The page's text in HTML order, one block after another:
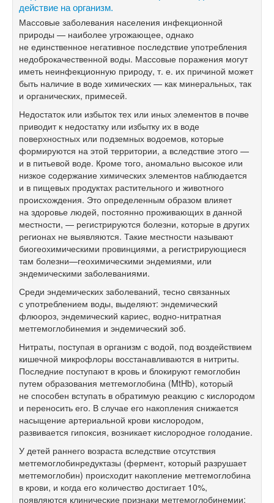
действие на организм.
Массовые заболевания населения инфекционной
природы — наиболее угрожающее, однако
не единственное негативное последствие употребления
недоброкачественной воды. Массовые поражения могут
иметь неинфекционную природу, т. е. их причиной может
быть наличие в воде химических — как минеральных, так
и органических, примесей.
Недостаток или избыток тех или иных элементов в почве
приводит к недостатку или избытку их в воде
поверхностных или подземных водоемов, которые
формируются на этой территории, а вследствие этого —
и в питьевой воде. Кроме того, аномально высокое или
низкое содержание химических элементов наблюдается
и в пищевых продуктах растительного и животного
происхождения. Это определенным образом влияет
на здоровье людей, постоянно проживающих в данной
местности, — регистрируются болезни, которые в других
регионах не выявляются. Такие местности называют
биогеохимическими провинциями, а регистрирующиеся
там болезни—геохимическими эндемиями, или
эндемическими заболеваниями.
Среди эндемических заболеваний, тесно связанных
с употреблением воды, выделяют: эндемический
флюороз, эндемический кариес, водно-нитратная
метгемоглобинемия и эндемический зоб.
Нитраты, поступая в организм с водой, под воздействием
кишечной микрофлоры восстанавливаются в нитриты.
Последние поступают в кровь и блокируют гемоглобин
путем образования метгемоглобина (MtHb), который
не способен вступать в обратимую реакцию с кислородом
и переносить его. В случае его накопления снижается
насыщение артериальной крови кислородом,
развивается гипоксия, возникает кислородное голодание.
У детей раннего возраста вследствие отсутствия
метгемоглобинредуктазы (фермент, который разрушает
метгемоглобин) происходит накопление метгемоглобина
в крови, и когда его количество достигает 10%,
появляются клинические признаки метгемоглобинемии: